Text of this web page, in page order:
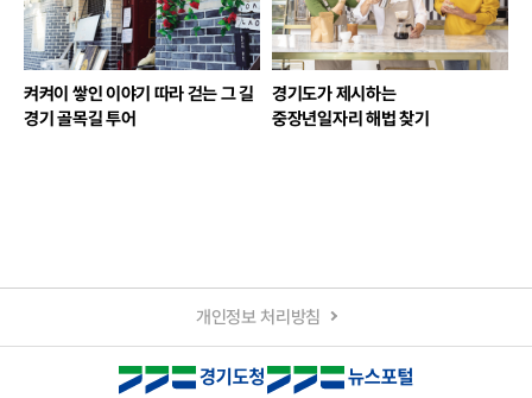
켜켜이 쌓인 이야기 따라 걷는 그 길
경기 골목길 투어
경기도가 제시하는
중장년일자리 해법 찾기
개인정보 처리방침